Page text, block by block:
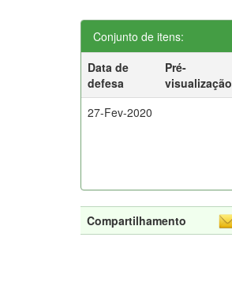
Conjunto de itens:
Data de
defesa
Pré-
visualização
27-Fev-2020
Compartilhamento